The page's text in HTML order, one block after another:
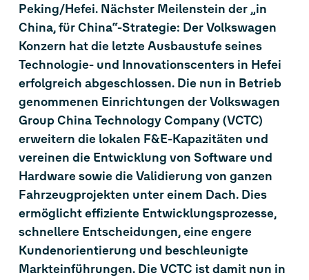
Peking/Hefei. Nächster Meilenstein der „in
China, für China“-Strategie: Der Volkswagen
Konzern hat die letzte Ausbaustufe seines
Technologie- und Innovationscenters in Hefei
erfolgreich abgeschlossen. Die nun in Betrieb
genommenen Einrichtungen der Volkswagen
Group China Technology Company (VCTC)
erweitern die lokalen F&E-Kapazitäten und
vereinen die Entwicklung von Software und
Hardware sowie die Validierung von ganzen
Fahrzeugprojekten unter einem Dach. Dies
ermöglicht effiziente Entwicklungsprozesse,
schnellere Entscheidungen, eine engere
Kundenorientierung und beschleunigte
Markteinführungen. Die VCTC ist damit nun in